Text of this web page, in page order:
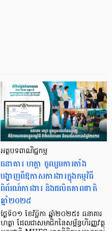
អត្ថបទពាណិជ្ជកម្ម
ធនាគារ ហត្ថា ចូលរួមការតាំង
បង្ហាញពីឱកាសការងារក្នុងកម្មវិធី
ពិព័រណ៍ការងារ និងផលិតភាពជាតិ
ឆ្នាំ២០២៥
ថ្ងៃទី០១ ខែវិច្ឆិកា ឆ្នាំ២០២៥៖ ធនាគារ
ហត្ថា ដែលជាសមាជិកនៃសម្ព័ន្ធហិរញ្ញវត្ថុ